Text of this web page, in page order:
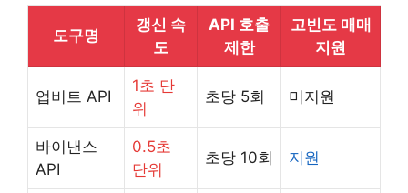
도구명
갱신 속
도
API 호출
제한
고빈도 매매
지원
업비트 API
1초 단
위
초당 5회 미지원
바이낸스
API
0.5초
단위
초당 10회 지원